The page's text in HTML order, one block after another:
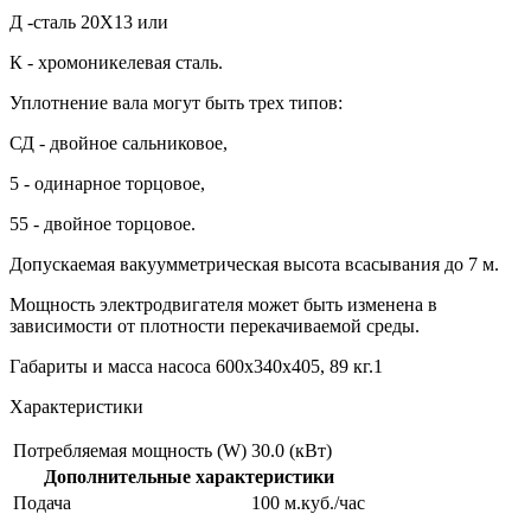
Д -сталь 20Х13 или
К - хромоникелевая сталь.
Уплотнение вала могут быть трех типов:
СД - двойное сальниковое,
5 - одинарное торцовое,
55 - двойное торцовое.
Допускаемая вакуумметрическая высота всасывания до 7 м.
Мощность электродвигателя может быть изменена в
зависимости от плотности перекачиваемой среды.
Габариты и масса насоса 600х340х405, 89 кг.1
Характеристики
Потребляемая мощность (W) 30.0 (кВт)
Дополнительные характеристики
Подача
100 м.куб./час